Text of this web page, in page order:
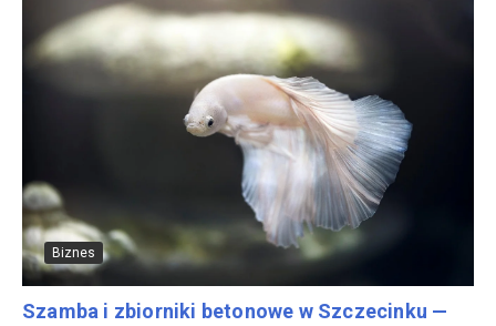
Biznes
Szamba i zbiorniki betonowe w Szczecinku —